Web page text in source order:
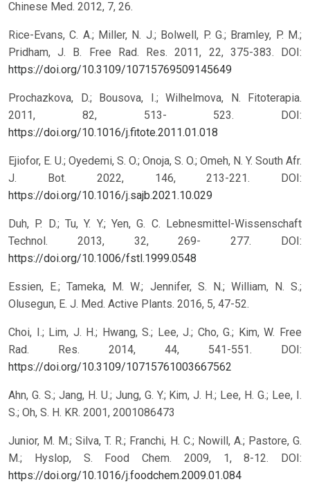
Chinese Med. 2012, 7, 26.
Rice-Evans, C. A.; Miller, N. J.; Bolwell, P. G.; Bramley, P. M.;
Pridham, J. B. Free Rad. Res. 2011, 22, 375-383. DOI:
https://doi.org/10.3109/10715769509145649
Prochazkova, D.; Bousova, I.; Wilhelmova, N. Fitoterapia.
2011, 82, 513- 523. DOI:
https://doi.org/10.1016/j.fitote.2011.01.018
Ejiofor, E. U.; Oyedemi, S. O.; Onoja, S. O.; Omeh, N. Y. South Afr.
J. Bot. 2022, 146, 213-221. DOI:
https://doi.org/10.1016/j.sajb.2021.10.029
Duh, P. D.; Tu, Y. Y.; Yen, G. C. Lebnesmittel-Wissenschaft
Technol. 2013, 32, 269- 277. DOI:
https://doi.org/10.1006/fstl.1999.0548
Essien, E.; Tameka, M. W.; Jennifer, S. N.; William, N. S.;
Olusegun, E. J. Med. Active Plants. 2016, 5, 47-52.
Choi, I.; Lim, J. H.; Hwang, S.; Lee, J.; Cho, G.; Kim, W. Free
Rad. Res. 2014, 44, 541-551. DOI:
https://doi.org/10.3109/10715761003667562
Ahn, G. S.; Jang, H. U.; Jung, G. Y.; Kim, J. H.; Lee, H. G.; Lee, I.
S.; Oh, S. H. KR. 2001, 2001086473
Junior, M. M.; Silva, T. R.; Franchi, H. C.; Nowill, A.; Pastore, G.
M.; Hyslop, S. Food Chem. 2009, 1, 8-12. DOI:
https://doi.org/10.1016/j.foodchem.2009.01.084